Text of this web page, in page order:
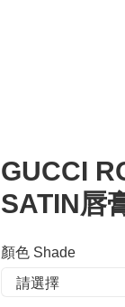
GUCCI
SATIN唇
顏色 Shade